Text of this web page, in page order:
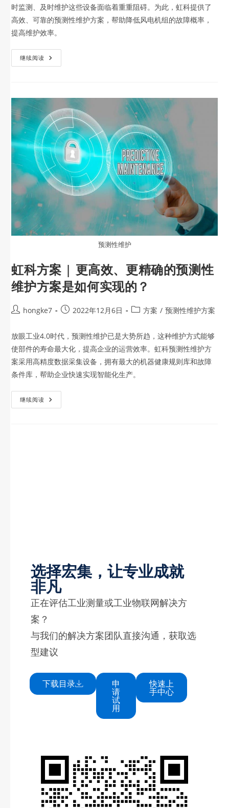
时监测、及时维护这些设备面临着重重阻碍。为此，虹科提供了
高效、可靠的预测性维护方案，帮助降低风电机组的故障概率，
提高维护效率。
继续阅读
预测性维护
虹科方案 | 更高效、更精确的预测性
维护方案是如何实现的？
hongke7 2022年12月6日 方案 / 预测性维护方案
放眼工业4.0时代，预测性维护已是大势所趋，这种维护方式能够
使部件的寿命最大化，提高企业的运营效率。虹科预测性维护方
案采用高精度数据采集设备，拥有最大的机器健康规则库和故障
条件库，帮助企业快速实现智能化生产。
继续阅读
选择宏集，让专业成就
非凡
正在评估工业测量或工业物联网解决方
案？
与我们的解决方案团队直接沟通，获取选
型建议
下载目录 申
请
试
用
快速上
手中心